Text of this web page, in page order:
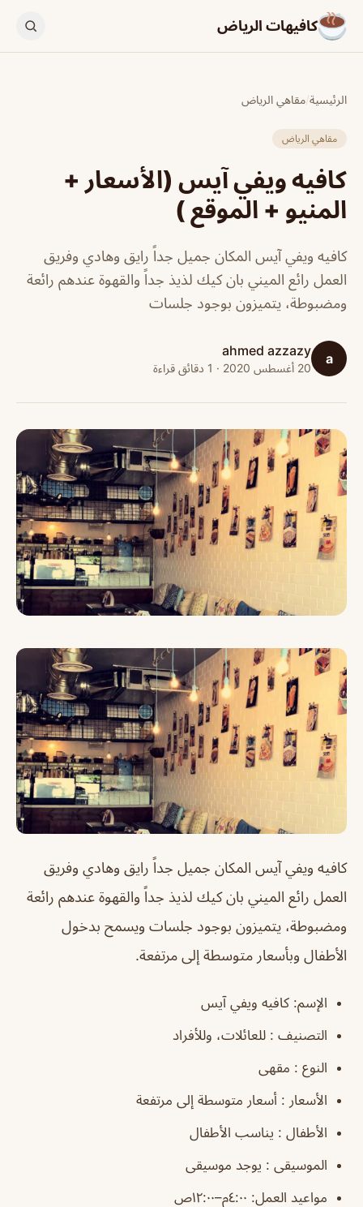
كافيهات الرياض
الرئيسية/مقاهي الرياض
مقاهي الرياض
كافيه ويفي آيس (الأسعار +
المنيو + الموقع )
كافيه ويفي آيس المكان جميل جداً رايق وهادي وفريق
العمل رائع الميني بان كيك لذيذ جداً والقهوة عندهم رائعة
ومضبوطة، يتميزون بوجود جلسات
a
ahmed azzazy
20 أغسطس 2020 · 1 دقائق قراءة
كافيه ويفي آيس المكان جميل جداً رايق وهادي وفريق
العمل رائع الميني بان كيك لذيذ جداً والقهوة عندهم رائعة
ومضبوطة، يتميزون بوجود جلسات ويسمح بدخول
الأطفال وبأسعار متوسطة إلى مرتفعة.
الإسم: كافيه ويفي آيس
التصنيف : للعائلات، وللأفراد
النوع : مقهى
الأسعار : أسعار متوسطة إلى مرتفعة
الأطفال : يناسب الأطفال
الموسيقى : يوجد موسيقى
مواعيد العمل: ٤:٠٠م–١٢:٠٠ص